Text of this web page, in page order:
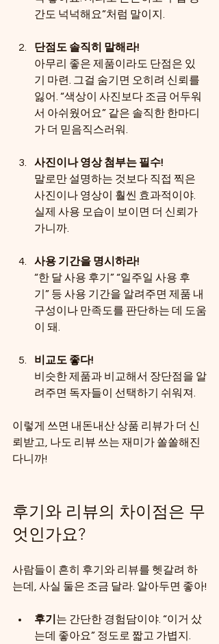
간도 넉넉해요”처럼 말이지.
단점도 솔직히 말해라!
아무리 좋은 제품이라도 단점은 있
기 마련. 그걸 숨기면 오히려 신뢰를
잃어. “색상이 사진보다 조금 어두워
서 아쉬웠어요” 같은 솔직한 한마디
가 더 믿음직스러워.
사진이나 영상 첨부는 필수!
말로만 설명하는 것보다 직접 찍은
사진이나 영상이 훨씬 효과적이야.
실제 사용 모습이 보이면 더 신뢰가
가니까.
사용 기간을 명시하라!
“한 달 사용 후기” “일주일 사용 후
기” 등 사용 기간을 알려주면 제품 내
구성이나 만족도를 판단하는 데 도움
이 돼.
비교도 좋다!
비슷한 제품과 비교해서 장단점을 알
려주면 독자들이 선택하기 쉬워져.
이렇게 쓰면 내돈내산 상품 리뷰가 더 신
뢰받고, 나도 리뷰 쓰는 재미가 쏠쏠해진
다니까!
후기와 리뷰의 차이점은 무
엇인가요?
사람들이 흔히 후기와 리뷰를 헷갈려 하
는데, 사실 둘은 조금 달라. 알아두면 좋아!
후기 는 간단한 경험담이야. “이거 샀
는데 좋아요” 정도로 짧고 가볍지.